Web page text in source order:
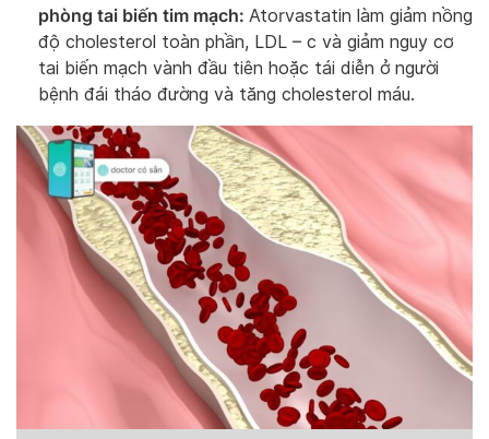
phòng tai biến tim mạch: Atorvastatin làm giảm nồng
độ cholesterol toàn phần, LDL – c và giảm nguy cơ
tai biến mạch vành đầu tiên hoặc tái diễn ở người
bệnh đái tháo đường và tăng cholesterol máu.